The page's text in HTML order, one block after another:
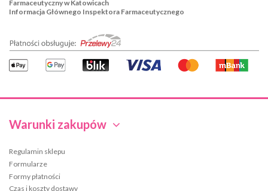
Warunki zakupów
Regulamin sklepu
Formularze
Formy płatności
Czas i koszty dostawy
Farmaceutyczny w Katowicach
Informacja Głównego Inspektora Farmaceutycznego